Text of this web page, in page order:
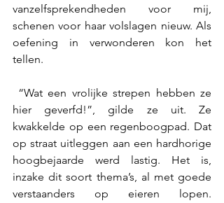
vanzelfsprekendheden voor mij,
schenen voor haar volslagen nieuw. Als
oefening in verwonderen kon het
tellen.
hier geverfd!”, gilde ze uit. Ze
kwakkelde op een regenboogpad. Dat
op straat uitleggen aan een hardhorige
hoogbejaarde werd lastig. Het is,
inzake dit soort thema’s, al met goede
verstaanders op eieren lopen.